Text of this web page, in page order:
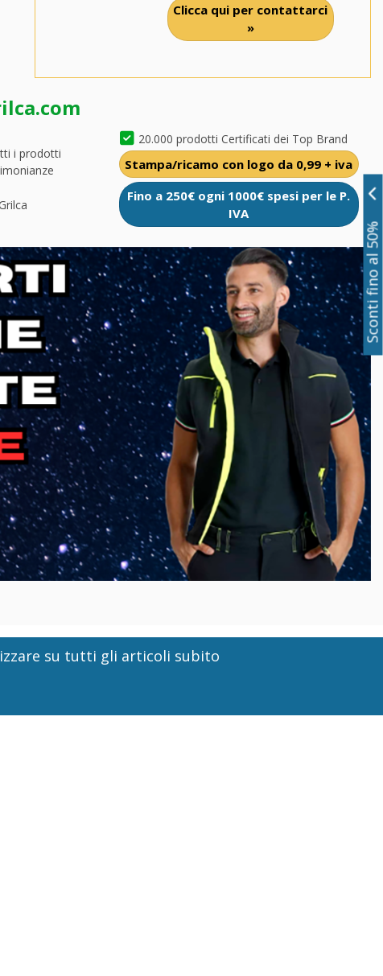
Clicca qui per contattarci
»
i prodotti
20.000 prodotti Certificati dei Top Brand
Stampa/ricamo con logo da 0,99 + iva
Fino a 250€ ogni 1000€ spesi per le P.
IVA
su tutti gli articoli subito
Sconti fino al 50%